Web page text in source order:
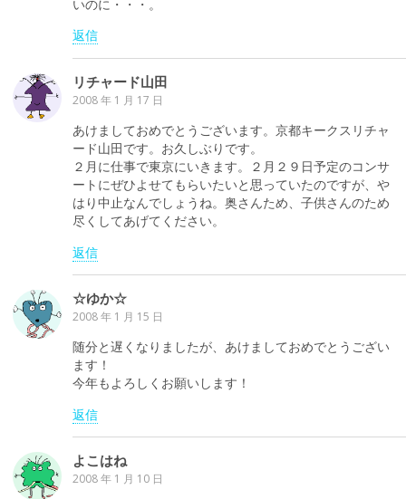
いのに・・・。
返信
リチャード山田
2008 年 1 月 17 日
あけましておめでとうございます。京都キークスリチャ
ード山田です。お久しぶりです。
２月に仕事で東京にいきます。２月２９日予定のコンサ
ートにぜひよせてもらいたいと思っていたのですが、や
はり中止なんでしょうね。奥さんため、子供さんのため
尽くしてあげてください。
返信
☆ゆか☆
2008 年 1 月 15 日
随分と遅くなりましたが、あけましておめでとうござい
ます！
今年もよろしくお願いします！
返信
よこはね
2008 年 1 月 10 日